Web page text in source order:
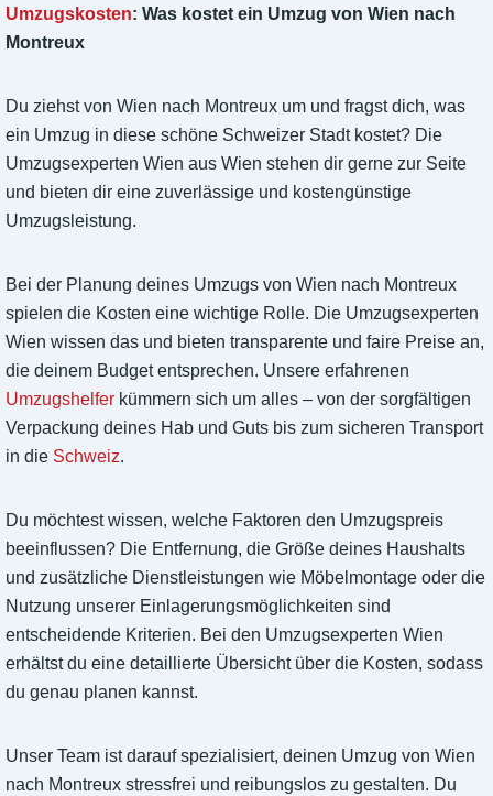
Umzugskosten: Was kostet ein Umzug von Wien nach
Montreux
Du ziehst von Wien nach Montreux um und fragst dich, was
ein Umzug in diese schöne Schweizer Stadt kostet? Die
Umzugsexperten Wien aus Wien stehen dir gerne zur Seite
und bieten dir eine zuverlässige und kostengünstige
Umzugsleistung.
Bei der Planung deines Umzugs von Wien nach Montreux
spielen die Kosten eine wichtige Rolle. Die Umzugsexperten
Wien wissen das und bieten transparente und faire Preise an,
die deinem Budget entsprechen. Unsere erfahrenen
Umzugshelfer kümmern sich um alles – von der sorgfältigen
Verpackung deines Hab und Guts bis zum sicheren Transport
in die Schweiz.
Du möchtest wissen, welche Faktoren den Umzugspreis
beeinflussen? Die Entfernung, die Größe deines Haushalts
und zusätzliche Dienstleistungen wie Möbelmontage oder die
Nutzung unserer Einlagerungsmöglichkeiten sind
entscheidende Kriterien. Bei den Umzugsexperten Wien
erhältst du eine detaillierte Übersicht über die Kosten, sodass
du genau planen kannst.
Unser Team ist darauf spezialisiert, deinen Umzug von Wien
nach Montreux stressfrei und reibungslos zu gestalten. Du